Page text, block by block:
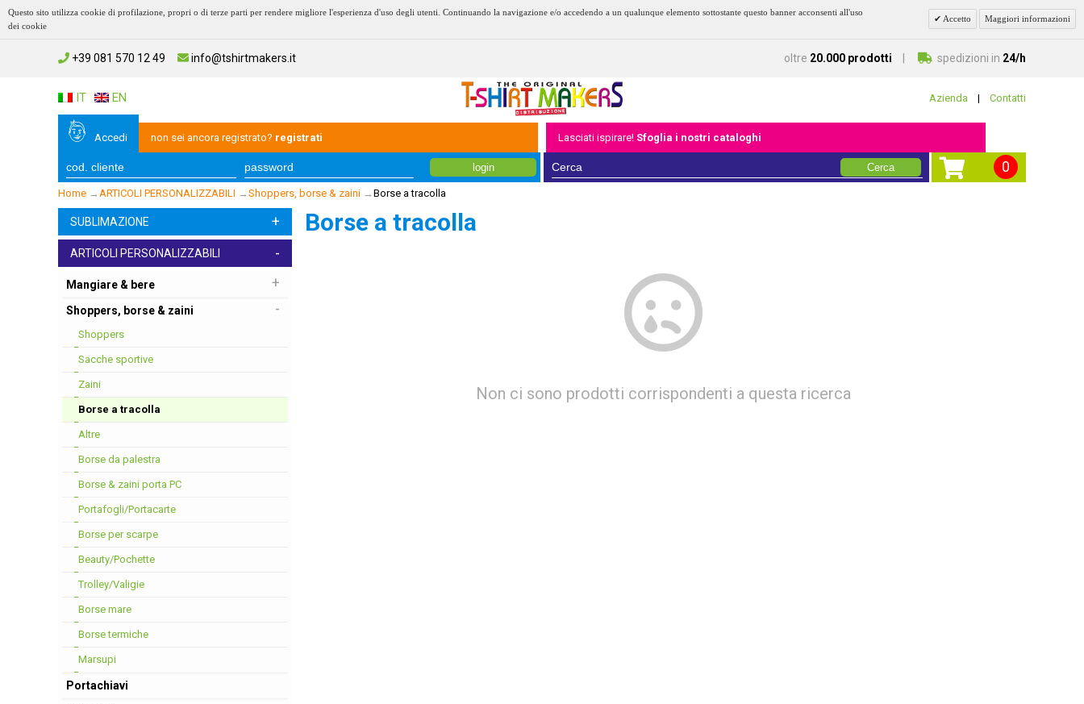
Questo sito utilizza cookie di profilazione, propri o di terze parti per rendere migliore l'esperienza d'uso degli utenti. Continuando la navigazione e/o accedendo a un qualunque elemento sottostante questo banner acconsenti all'uso
dei cookie
Accetto Maggiori informazioni
+39 081 570 12 49 info@tshirtmakers.it oltre 20.000 prodotti spedizioni in 24/h
IT EN Azienda | Contatti
Accedi non sei ancora registrato? registrati Lasciati ispirare! Sfoglia i nostri cataloghi
login Cerca 0
Home → ARTICOLI PERSONALIZZABILI → Shoppers, borse & zaini → Borse a tracolla
SUBLIMAZIONE +
ARTICOLI PERSONALIZZABILI -
Mangiare & bere +
Shoppers, borse & zaini -
Shoppers
Sacche sportive
Zaini
Borse a tracolla
Altre
Borse da palestra
Borse & zaini porta PC
Portafogli/Portacarte
Borse per scarpe
Beauty/Pochette
Trolley/Valigie
Borse mare
Borse termiche
Marsupi
Portachiavi
Borse a tracolla
Non ci sono prodotti corrispondenti a questa ricerca